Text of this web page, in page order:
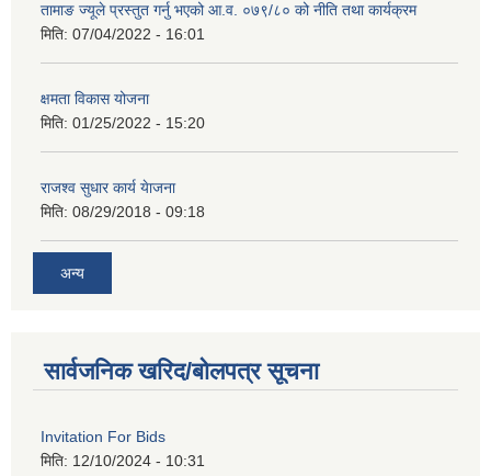
तामाङ ज्यूले प्रस्तुत गर्नु भएको आ.व. ०७९/८० को नीति तथा कार्यक्रम
मिति: 07/04/2022 - 16:01
क्षमता विकास योजना
मिति: 01/25/2022 - 15:20
राजश्व सुधार कार्य येाजना
मिति: 08/29/2018 - 09:18
अन्य
सार्वजनिक खरिद/बोलपत्र सूचना
Invitation For Bids
मिति: 12/10/2024 - 10:31